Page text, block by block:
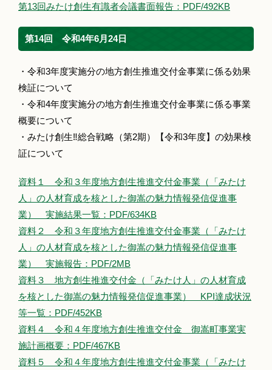
第13回みたけ創生有識者会議書面報告：PDF/492KB
第14回 令和4年6月24日
・令和3年度実施分の地方創生推進交付金事業に係る効果
検証について
・令和4年度実施分の地方創生推進交付金事業に係る事業
概要について
・みたけ創生‼総合戦略（第2期）【令和3年度】の効果検
証について
資料１ 令和３年度地方創生推進交付金事業（「みたけ
人」の人材育成を核とした御嵩の魅力情報発信促進事
業） 実施結果一覧：PDF/634KB
資料２ 令和３年度地方創生推進交付金事業（「みたけ
人」の人材育成を核とした御嵩の魅力情報発信促進事
業） 実施報告：PDF/2MB
資料３ 地方創生推進交付金（「みたけ人」の人材育成
を核とした御嵩の魅力情報発信促進事業） KPI達成状況
等一覧：PDF/452KB
資料４ 令和４年度地方創生推進交付金 御嵩町事業実
施計画概要：PDF/467KB
資料５ 令和４年度地方創生推進交付金事業（「みたけ